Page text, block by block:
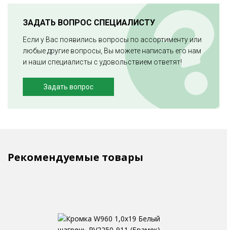
ЗАДАТЬ ВОПРОС СПЕЦИАЛИСТУ
Если у Вас появились вопросы по ассортименту или
любые другие вопросы, Вы можете написать его нам
и наши специалисты с удовольствием ответят!
Задать вопрос
Рекомендуемые товары